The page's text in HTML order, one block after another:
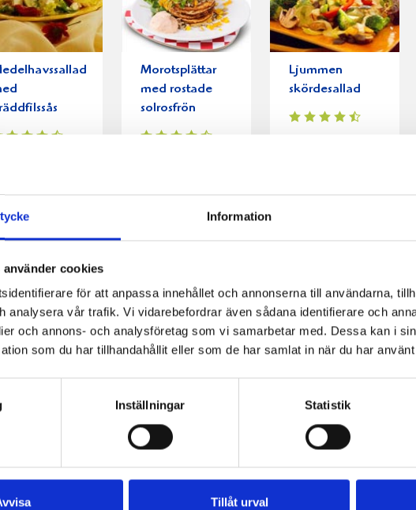
Information
cookies
för att anpassa innehållet och annonserna till användarna,
analysera vår trafik. Vi vidarebefordrar även sådana identifierare och
och annons- och analysföretag som vi samarbetar med. Dessa kan i
som du har tillhandahållit eller som de har samlat in när du har
Inställningar Statistik
Tillåt urval
Morotsplättar
med rostade
solrosfrön
Ljummen
skördesallad
Stekt ost på
grönsaksbädd
Spenatpasta
med ostsås och
stekt paprika